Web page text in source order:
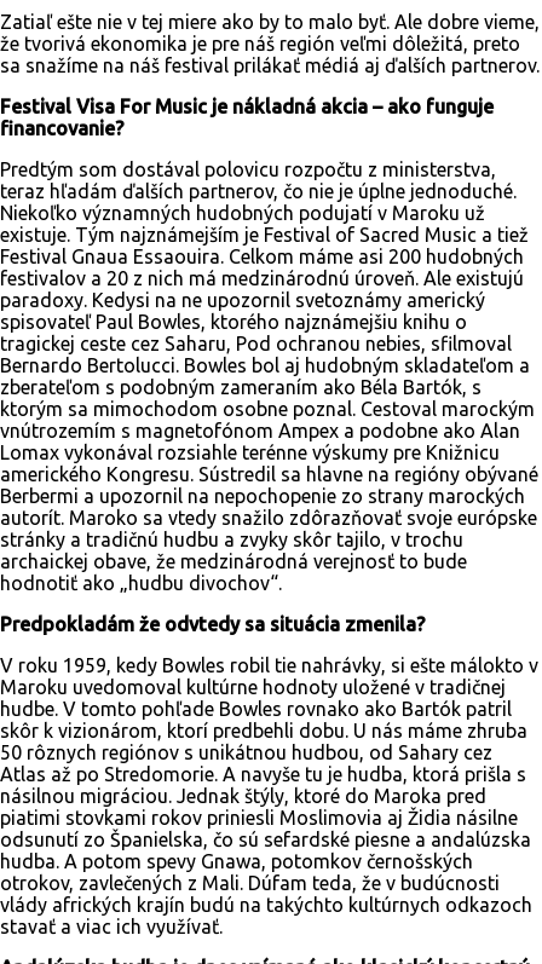
Zatiaľ ešte nie v tej miere ako by to malo byť. Ale dobre vieme,
že tvorivá ekonomika je pre náš región veľmi dôležitá, preto
sa snažíme na náš festival prilákať médiá aj ďalších partnerov.
Festival Visa For Music je nákladná akcia – ako funguje
financovanie?
Predtým som dostával polovicu rozpočtu z ministerstva,
teraz hľadám ďalších partnerov, čo nie je úplne jednoduché.
Niekoľko významných hudobných podujatí v Maroku už
existuje. Tým najznámejším je Festival of Sacred Music a tiež
Festival Gnaua Essaouira. Celkom máme asi 200 hudobných
festivalov a 20 z nich má medzinárodnú úroveň. Ale existujú
paradoxy. Kedysi na ne upozornil svetoznámy americký
spisovateľ Paul Bowles, ktorého najznámejšiu knihu o
tragickej ceste cez Saharu, Pod ochranou nebies, sfilmoval
Bernardo Bertolucci. Bowles bol aj hudobným skladateľom a
zberateľom s podobným zameraním ako Béla Bartók, s
ktorým sa mimochodom osobne poznal. Cestoval marockým
vnútrozemím s magnetofónom Ampex a podobne ako Alan
Lomax vykonával rozsiahle terénne výskumy pre Knižnicu
amerického Kongresu. Sústredil sa hlavne na regióny obývané
Berbermi a upozornil na nepochopenie zo strany marockých
autorít. Maroko sa vtedy snažilo zdôrazňovať svoje európske
stránky a tradičnú hudbu a zvyky skôr tajilo, v trochu
archaickej obave, že medzinárodná verejnosť to bude
hodnotiť ako „hudbu divochov“.
Predpokladám že odvtedy sa situácia zmenila?
V roku 1959, kedy Bowles robil tie nahrávky, si ešte málokto v
Maroku uvedomoval kultúrne hodnoty uložené v tradičnej
hudbe. V tomto pohľade Bowles rovnako ako Bartók patril
skôr k vizionárom, ktorí predbehli dobu. U nás máme zhruba
50 rôznych regiónov s unikátnou hudbou, od Sahary cez
Atlas až po Stredomorie. A navyše tu je hudba, ktorá prišla s
násilnou migráciou. Jednak štýly, ktoré do Maroka pred
piatimi stovkami rokov priniesli Moslimovia aj Židia násilne
odsunutí zo Španielska, čo sú sefardské piesne a andalúzska
hudba. A potom spevy Gnawa, potomkov černošských
otrokov, zavlečených z Mali. Dúfam teda, že v budúcnosti
vlády afrických krajín budú na takýchto kultúrnych odkazoch
stavať a viac ich využívať.